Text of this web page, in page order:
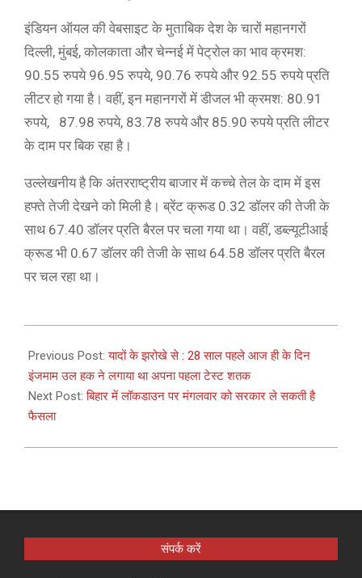
इंडियन ऑयल की वेबसाइट के मुताबिक देश के चारों महानगरों
दिल्‍ली, मुंबई, कोलकाता और चेन्‍नई में पेट्रोल का भाव क्रमश:
90.55 रुपये 96.95 रुपये, 90.76 रुपये और 92.55 रुपये प्रति
लीटर हो गया है। वहीं, इन महानगरों में डीजल भी क्रमश: 80.91
रुपये, 87.98 रुपये, 83.78 रुपये और 85.90 रुपये प्रति लीटर
के दाम पर बिक रहा है।
उल्‍लेखनीय है कि अंतरराष्‍ट्रीय बाजार में कच्‍चे तेल के दाम में इस
हफ्ते तेजी देखने को मिली है। ब्रेंट क्रूड 0.32 डॉलर की तेजी के
साथ 67.40 डॉलर प्रति बैरल पर चला गया था। वहीं, डब्ल्यूटीआई
क्रूड भी 0.67 डॉलर की तेजी के साथ 64.58 डॉलर प्रति बैरल
पर चल रहा था।
05-
04
Previous Post:यादों के झरोखे से : 28 साल पहले आज ही के दिन
इंजमाम उल हक ने लगाया था अपना पहला टेस्ट शतक
Next Post:बिहार में लॉकडाउन पर मंगलवार को सरकार ले सकती है
फैसला
संपर्क करें